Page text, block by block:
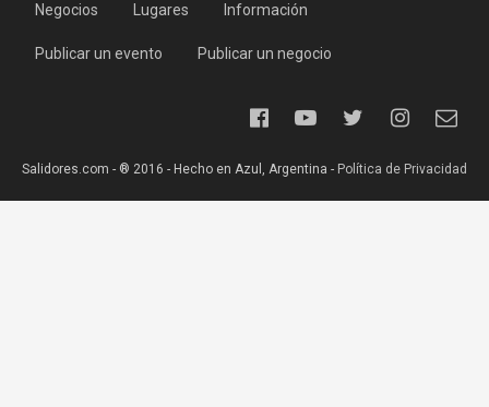
Negocios Lugares Información
Publicar un evento Publicar un negocio
Salidores.com - ® 2016 - Hecho en Azul, Argentina - Política de Privacidad